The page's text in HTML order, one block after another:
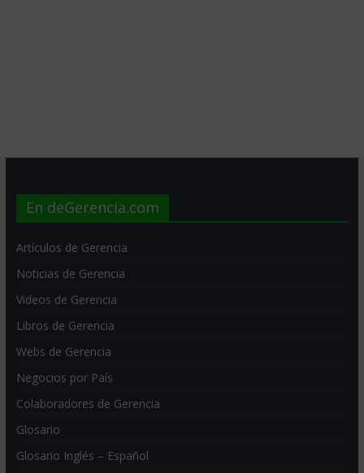
En deGerencia.com
Artículos de Gerencia
Noticias de Gerencia
Videos de Gerencia
Libros de Gerencia
Webs de Gerencia
Negocios por País
Colaboradores de Gerencia
Glosario
Glosario Inglés – Español